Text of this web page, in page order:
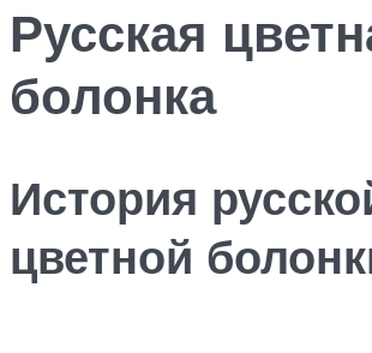
Русская
болонка
История
цветной